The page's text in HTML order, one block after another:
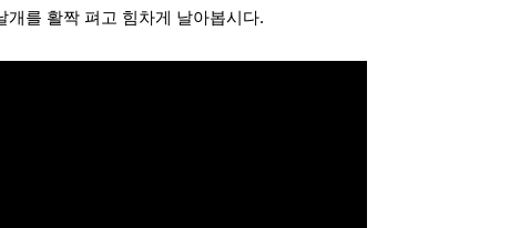
를 활짝 펴고 힘차게 날아봅시다.